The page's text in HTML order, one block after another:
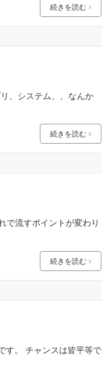
続きを読む
、システム、、なんか
続きを読む
で流すポイントが変わり
続きを読む
す。 チャンスは皆平等で